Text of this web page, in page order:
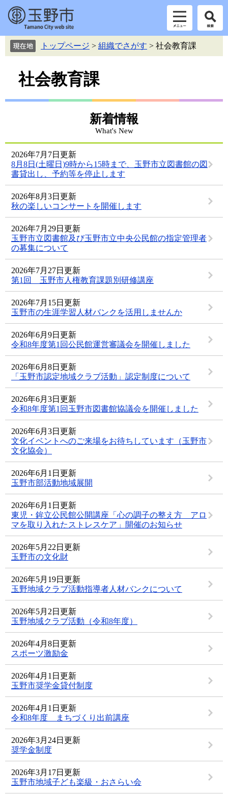
トップページ > 組織でさがす > 社会教育課
社会教育課
新着情報
What's New
2026年7月7日更新
8月8日(土曜日)9時から15時まで、玉野市立図書館の図
書貸出し、予約等を停止します
2026年8月3日更新
秋の楽しいコンサートを開催します
2026年7月29日更新
玉野市立図書館及び玉野市立中央公民館の指定管理者
の募集について
2026年7月27日更新
第1回 玉野市人権教育課題別研修講座
2026年7月15日更新
玉野市の生涯学習人材バンクを活用しませんか
2026年6月9日更新
令和8年度第1回公民館運営審議会を開催しました
2026年6月8日更新
「玉野市認定地域クラブ活動」認定制度について
2026年6月3日更新
令和8年度第1回玉野市図書館協議会を開催しました
2026年6月3日更新
文化イベントへのご来場をお待ちしています（玉野市
文化協会）
2026年6月1日更新
玉野市部活動地域展開
2026年6月1日更新
東児・鉾立公民館公開講座「心の調子の整え方 アロ
マを取り入れたストレスケア」開催のお知らせ
2026年5月22日更新
玉野市の文化財
2026年5月19日更新
玉野地域クラブ活動指導者人材バンクについて
2026年5月2日更新
玉野地域クラブ活動（令和8年度）
2026年4月8日更新
スポーツ激励金
2026年4月1日更新
玉野市奨学金貸付制度
2026年4月1日更新
令和8年度 まちづくり出前講座
2026年3月24日更新
奨学金制度
2026年3月17日更新
玉野市地域子ども楽級・おさらい会